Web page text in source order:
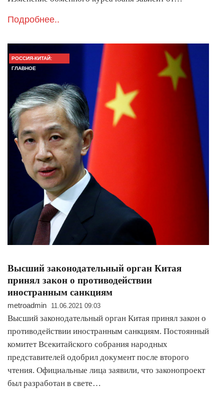
Подробнее..
РОССИЯ-КИТАЙ:
ГЛАВНОЕ
Высший законодательный орган Китая
принял закон о противодействии
иностранным санкциям
metroadmin 11.06.2021 09:03
Высший законодательный орган Китая принял закон о
противодействии иностранным санкциям. Постоянный
комитет Всекитайского собрания народных
представителей одобрил документ после второго
чтения. Официальные лица заявили, что законопроект
был разработан в свете…